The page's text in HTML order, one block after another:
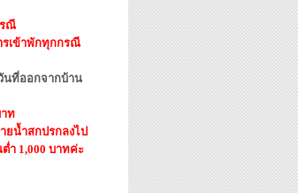
รณี
รเข้าพักทุกกรณี
นที่ออกจากบ้าน
ท
ยน้ำสกปรกลงไป
ำ 1,000 บาทค่ะ